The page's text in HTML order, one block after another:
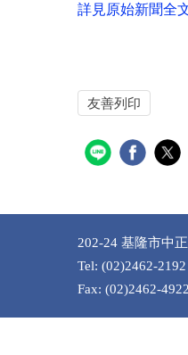
詳見原始新聞全
友善列印
202-24 基隆市中
Tel: (02)2462-
Fax: (02)2462-4922